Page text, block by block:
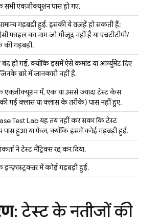
सभी एक्ज़ीक्यूशन पास हो गए.
गड़बड़ी हुई. इसकी ये वजहें हो सकती हैं:
फ़ाइल का नाम जो मौजूद नहीं है या एचटीटीपी/
की गड़बड़ी.
बंद हो गई, क्योंकि इसमें ऐसे कमांड या आर्ग्युमेंट दिए
बारे में जानकारी नहीं है.
एक्ज़ीक्यूशन में, एक या उससे ज़्यादा टेस्ट केस
गई क्लास या क्लास के तरीके) पास नहीं हुए.
Test Labयह तय नहीं कर सका कि टेस्ट
पास हुआ या फ़ेल, क्योंकि इसमें कोई गड़बड़ी हुई.
ने टेस्ट मैट्रिक्स रद्द कर दिया.
में कोई गड़बड़ी हुई.
: टेस्ट के नतीजों की